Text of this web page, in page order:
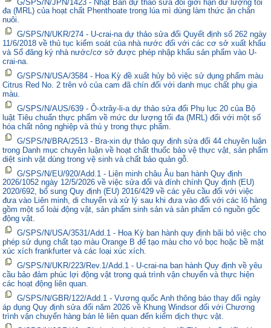
đa (MRL) của hoạt chất Phenthoate trong lúa mì dùng làm thức ăn chăn
nuôi.
G/SPS/N/UKR/274 - U-crai-na dự thảo sửa đổi Quyết định số 262 ngày
11/6/2018 về thủ tục kiểm soát của nhà nước đối với các cơ sở xuất khẩu
và Sổ đăng ký nhà nước/cơ sở được phép nhập khẩu sản phẩm vào U-
crai-na.
G/SPS/N/USA/3584 - Hoa Kỳ đề xuất hủy bỏ việc sử dụng phẩm màu
Citrus Red No. 2 trên vỏ của cam đã chín đối với danh mục chất phụ gia
màu.
G/SPS/N/AUS/639 - Ô-xtrây-li-a dự thảo sửa đổi Phụ lục 20 của Bộ
luật Tiêu chuẩn thực phẩm về mức dư lượng tối đa (MRL) đối với một số
hóa chất nông nghiệp và thú y trong thực phẩm.
G/SPS/N/BRA/2513 - Bra-xin dự thảo quy định sửa đổi 44 chuyên luận
trong Danh mục chuyên luận về hoạt chất thuốc bảo vệ thực vật, sản phẩm
diệt sinh vật dùng trong vệ sinh và chất bảo quản gỗ.
G/SPS/N/EU/920/Add.1 - Liên minh châu Âu ban hành Quy định
2026/1052 ngày 12/5/2026 về việc sửa đổi và đính chính Quy định (EU)
2020/692, bổ sung Quy định (EU) 2016/429 về các yêu cầu đối với việc
đưa vào Liên minh, di chuyển và xử lý sau khi đưa vào đối với các lô hàng
gồm một số loài động vật, sản phẩm sinh sản và sản phẩm có nguồn gốc
động vật.
G/SPS/N/USA/3531/Add.1 - Hoa Kỳ ban hành quy định bãi bỏ việc cho
phép sử dụng chất tạo màu Orange B để tạo màu cho vỏ bọc hoặc bề mặt
xúc xích frankfurter và các loại xúc xích.
G/SPS/N/UKR/223/Rev.1/Add.1 - U-crai-na ban hành Quy định về yêu
cầu bảo đảm phúc lợi động vật trong quá trình vận chuyển và thực hiện
các hoạt động liên quan.
G/SPS/N/GBR/122/Add.1 - Vương quốc Anh thông báo thay đổi ngày
áp dụng Quy định sửa đổi năm 2026 về Khung Windsor đối với Chương
trình vận chuyển hàng bán lẻ liên quan đến kiểm dịch thực vật.